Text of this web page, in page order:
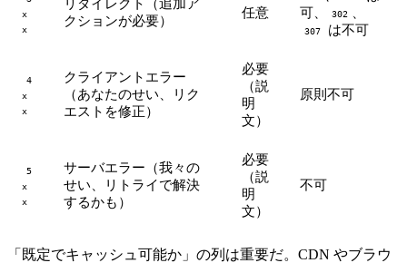
x
x
リダイレクト（追加ア
クションが必要）
任意
可、
302
307 は不可
4
x
x
クライアントエラー
（あなたのせい、リク
エストを修正）
必要
（説
明
文）
原則不可
5
x
x
サーバエラー（我々の
せい、リトライで解決
するかも）
必要
（説
明
文）
不可
「既定でキャッシュ可能か」の列は重要だ。CDN やブラウ